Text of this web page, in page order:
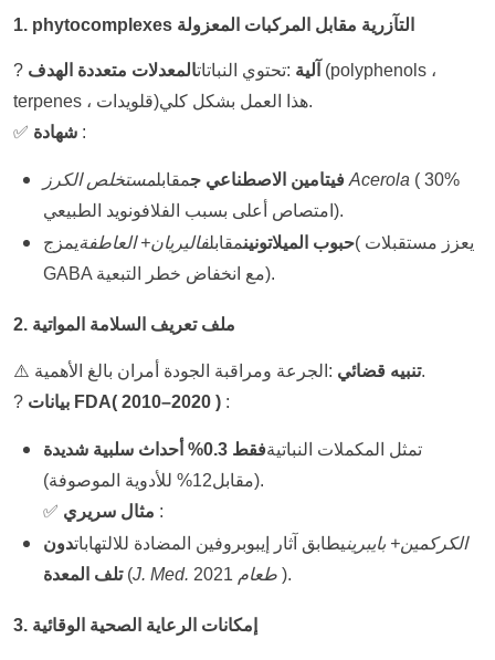
1. phytocomplexes التآزرية مقابل المركبات المعزولة
? آلية :تحتوي النباتاتالمعدلات متعددة الهدف (polyphenols ،
terpenes ، قلويدات)هذا العمل بشكل كلي.
✅ شهادة :
فيتامين الاصطناعي جمقابل مستخلص الكرز Acerola ( 30%
امتصاص أعلى بسبب الفلافونويد الطبيعي).
حبوب الميلاتونينمقابلفاليريان+العاطفةيمزج ( يعزز مستقبلات
GABA مع انخفاض خطر التبعية).
2. ملف تعريف السلامة المواتية
⚠️ تنبيه قضائي :
الجرعة ومراقبة الجودة أمران بالغ الأهمية.
?
بيانات FDA( 2010–2020 ) :
تمثل المكملات النباتيةفقط 0. 3%
أحداث سلبية شديدة
(مقابل12%
للأدوية الموصوفة).
✅ مثال سريري :
الكركمين+ بايبرينيطابق آثار إيبوبروفين المضادة للالتهاباتدون
تلف المعدة( J. Med. طعام 2021 ).
3. إمكانات الرعاية الصحية الوقائية